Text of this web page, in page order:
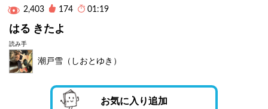
2,403
174 01:19
はる きたよ
読み手
潮戸雪（しおとゆき）
お気に入り追加